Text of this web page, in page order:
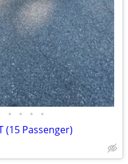
• • • •
(15 Passenger)